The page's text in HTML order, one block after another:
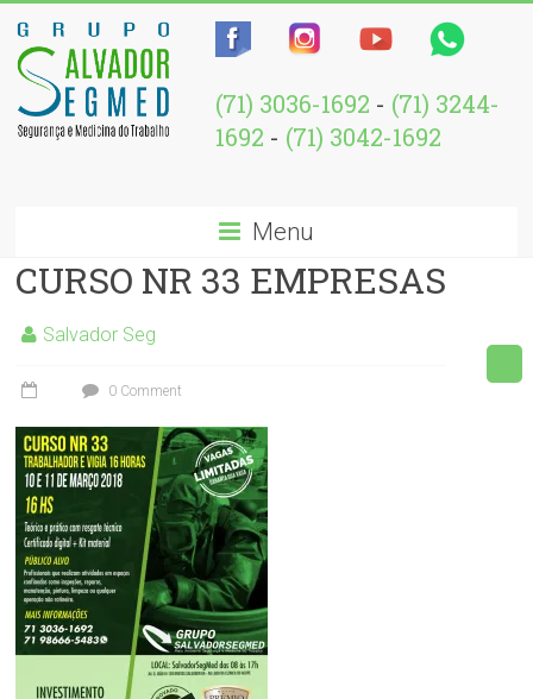
(71) 3036-1692 - (71) 3244-
1692 - (71) 3042-1692
Menu
CURSO NR 33 EMPRESAS
Salvador Seg
0 Comment